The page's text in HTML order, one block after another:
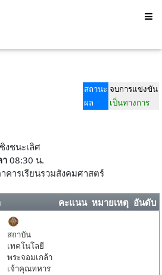
สถานะ จบการแข่งขัน
ผล
เป็นทางการ
งชนะเลิศ
า 08:30 น.
คารเรียนรวมสังคมศาสตร์
คะแนน หมายเหตุ อันดับ
สถาบัน
เทคโนโลยี
พระจอมเกล้า
เจ้าคุณทหาร